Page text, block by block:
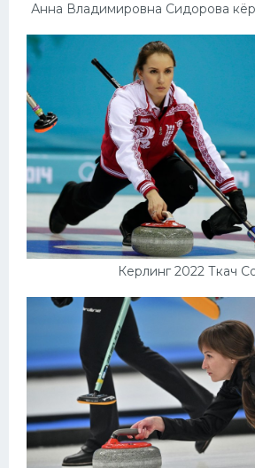
Анна Владимировна Сидорова
Керлинг 2022 Ткач